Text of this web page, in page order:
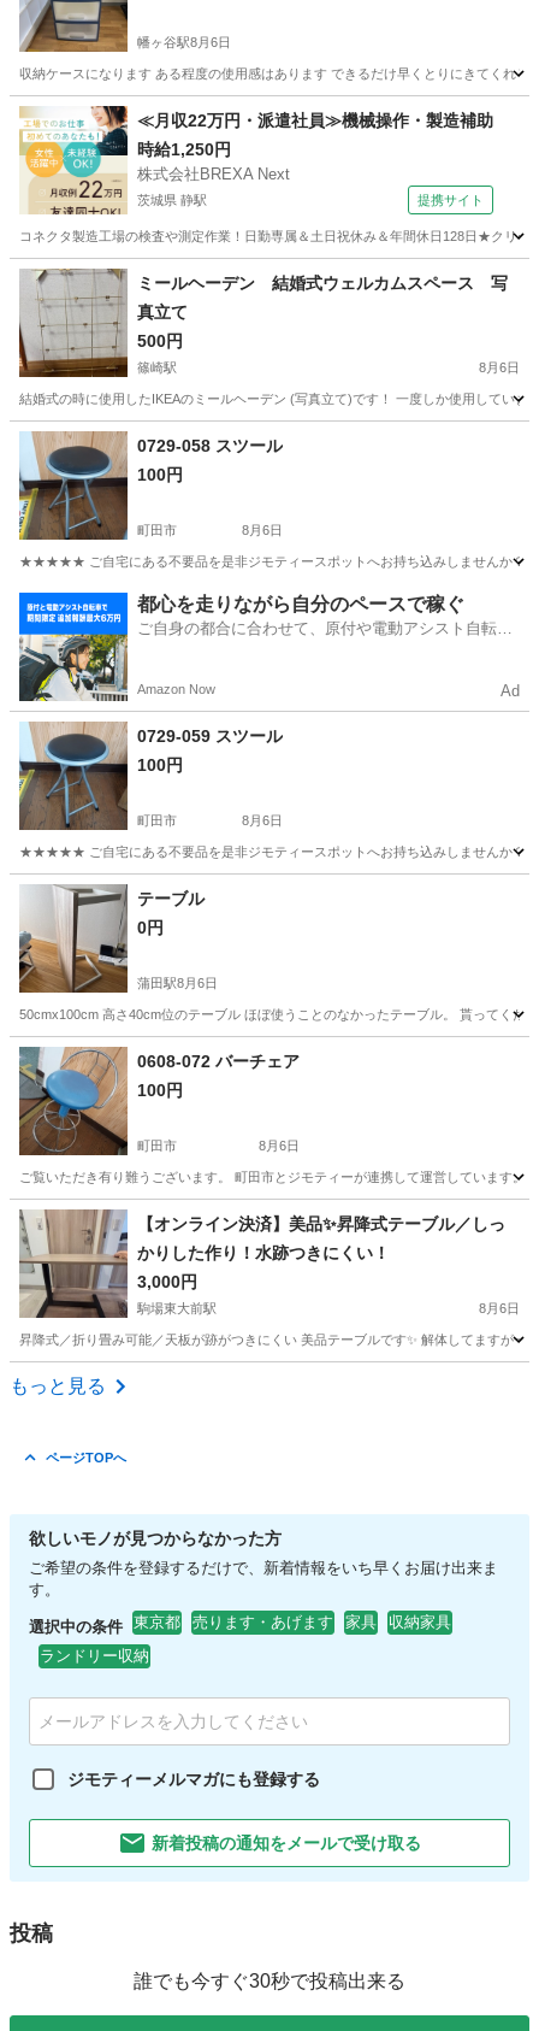
幡ヶ谷駅8月6日
収納ケースになります ある程度の使用感はあります できるだけ早くとりにきてくれ
東京 渋谷区 幡ヶ谷駅 収納家具
≪月収22万円・派遣社員≫機械操作・製造補助
時給1,250円
株式会社BREXA Next
茨城県 静駅 提携サイト
コネクタ製造工場の検査や測定作業！日勤専属＆土日祝休み＆年間休日128日★クリ
茨城 常陸大宮市 その他
ミールヘーデン 結婚式ウェルカムスペース 写
真立て
500円
篠崎駅 8月6日
結婚式の時に使用したIKEAのミールヘーデン (写真立て)です！ 一度しか使用してい
東京 江戸川区 0729-058 スツール
100円
町田市 8月6日
★★★★★ ご自宅にある不要品を是非ジモティースポットへお持ち込みしませんか？
椅子 現地
都心を走りながら自分のペースで稼ぐ
ご自身の都合に合わせて、原付や電動アシスト自転車
Amazon Now Ad
0729-059 スツール
100円
町田市 8月6日
★★★★★ ご自宅にある不要品を是非ジモティースポットへお持ち込みしませんか？
東京 町田市
テーブル
0円
蒲田駅8月6日
50cmx100cm 高さ40cm位のテーブル ほぼ使うことのなかったテーブル。 貰ってく
東京 大田区 テーブル
0608-072 バーチェア
100円
町田市 8月6日
ご覧いただき有り難うございます。 町田市とジモティーが連携して運営していま
東京 町田市 椅子 リユース
【オンライン決済】美品✨昇降式テーブル／しっ
かりした作り！水跡つきにくい！
3,000円
駒場東大前駅 8月6日
昇降式／折り畳み可能／天板が跡がつきにくい 美品テーブルです✨ 解体してますが
東京 目黒区
もっと見る
ページTOPへ
欲しいモノが見つからなかった方
ご希望の条件を登録するだけで、新着情報をいち早くお届け出来ま
す。
選択中の条件 東京都 売ります・あげます 家具
収納家具
ランドリー収納
ジモティーメルマガにも登録する
新着投稿の通知をメールで受け取る
投稿
誰でも今すぐ30秒で投稿出来る